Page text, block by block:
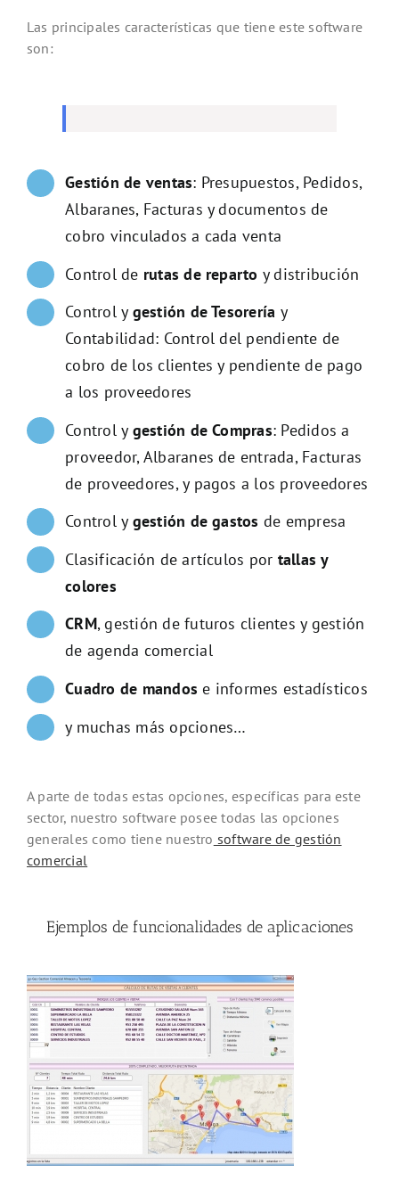
Las principales características que tiene este software
son:
Gestión de ventas: Presupuestos, Pedidos,
Albaranes, Facturas y documentos de
cobro vinculados a cada venta
Control de rutas de reparto y distribución
Control y gestión de Tesorería y
Contabilidad: Control del pendiente de
cobro de los clientes y pendiente de pago
a los proveedores
Control y gestión de Compras: Pedidos a
proveedor, Albaranes de entrada, Facturas
de proveedores, y pagos a los proveedores
Control y gestión de gastos de empresa
Clasificación de artículos por tallas y
colores
CRM, gestión de futuros clientes y gestión
de agenda comercial
Cuadro de mandos e informes estadísticos
y muchas más opciones…
A parte de todas estas opciones, específicas para este
sector, nuestro software posee todas las opciones
generales como tiene nuestro software de gestión
comercial
Ejemplos de funcionalidades de aplicaciones